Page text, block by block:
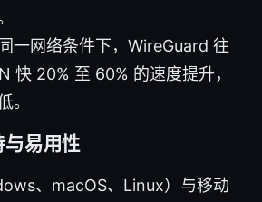
一网络条件下，WireGuard 往
快 20% 至 60% 的速度提升，
。
易用性
、macOS、Linux）与移动